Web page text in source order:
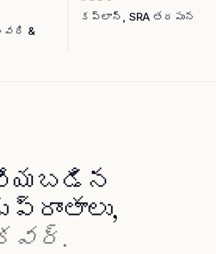
&
కప్లాన్, SRA తరపున
ప్రాంతాలు,